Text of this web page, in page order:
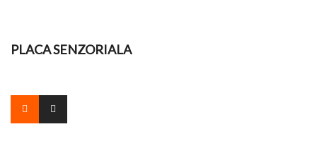
PLACA SENZORIALA